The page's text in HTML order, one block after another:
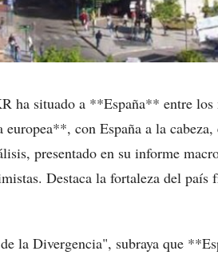
ha situado a **España** entre los
con España a la
presentado en su informe
Destaca la fortaleza del país
la Divergencia", subraya que